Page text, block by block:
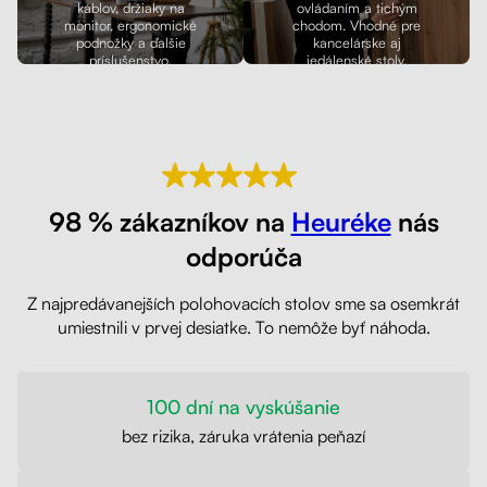
káblov, držiaky na
monitor, ergonomické
podnožky a ďalšie
príslušenstvo.
ovládaním a tichým
chodom. Vhodné pre
kancelárske aj
jedálenské stoly.
98 % zákazníkov na Heurékenás
odporúča
Z najpredávanejších polohovacích stolov sme sa osemkrát
umiestnili v prvej desiatke. To nemôže byť náhoda.
100 dní na vyskúšanie
bez rizika, záruka vrátenia peňazí